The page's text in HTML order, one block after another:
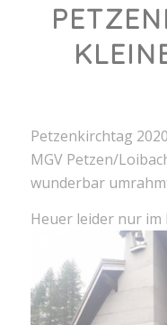
Petzenkirchtag
MGV Petzen/
wunderbar
Heuer leider nur im